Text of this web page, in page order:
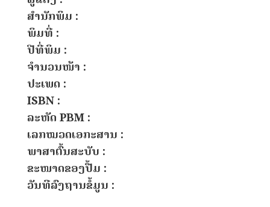
ສຳນັກພິມ :
ພິມທີ່ :
ປີທີ່ພິມ :
ຈຳນວນໜ້າ :
ປະເພດ :
ISBN :
ລະຫັດ PBM :
ເລກໝວດເອກະສານ :
ພາສາຕົ້ນສະບັບ :
ຂະໜາດຂອງປື້ມ :
ວັນທີລົງຖານຂໍ້ມູນ :